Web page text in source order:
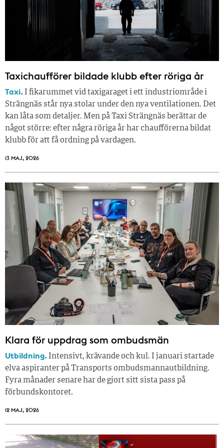
Taxichaufförer bildade klubb efter röriga år
Taxi. I fikarummet vid taxigaraget i ett industriområde i
Strängnäs står nya stolar under den nya ventilationen. Det
kan låta som detaljer. Men på Taxi Strängnäs berättar de
något större: efter några röriga år har chaufförerna bildat
klubb för att få ordning på vardagen.
13 MAJ, 2026
Klara för uppdrag som ombudsmän
Utbildning. Intensivt, krävande och kul. I januari startade
elva aspiranter på Transports ombudsmannautbildning.
Fyra månader senare har de gjort sitt sista pass på
förbundskontoret.
12 MAJ, 2026